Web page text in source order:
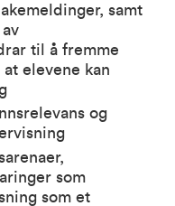
samt
til å fremme
elevene kan
og
som
som et